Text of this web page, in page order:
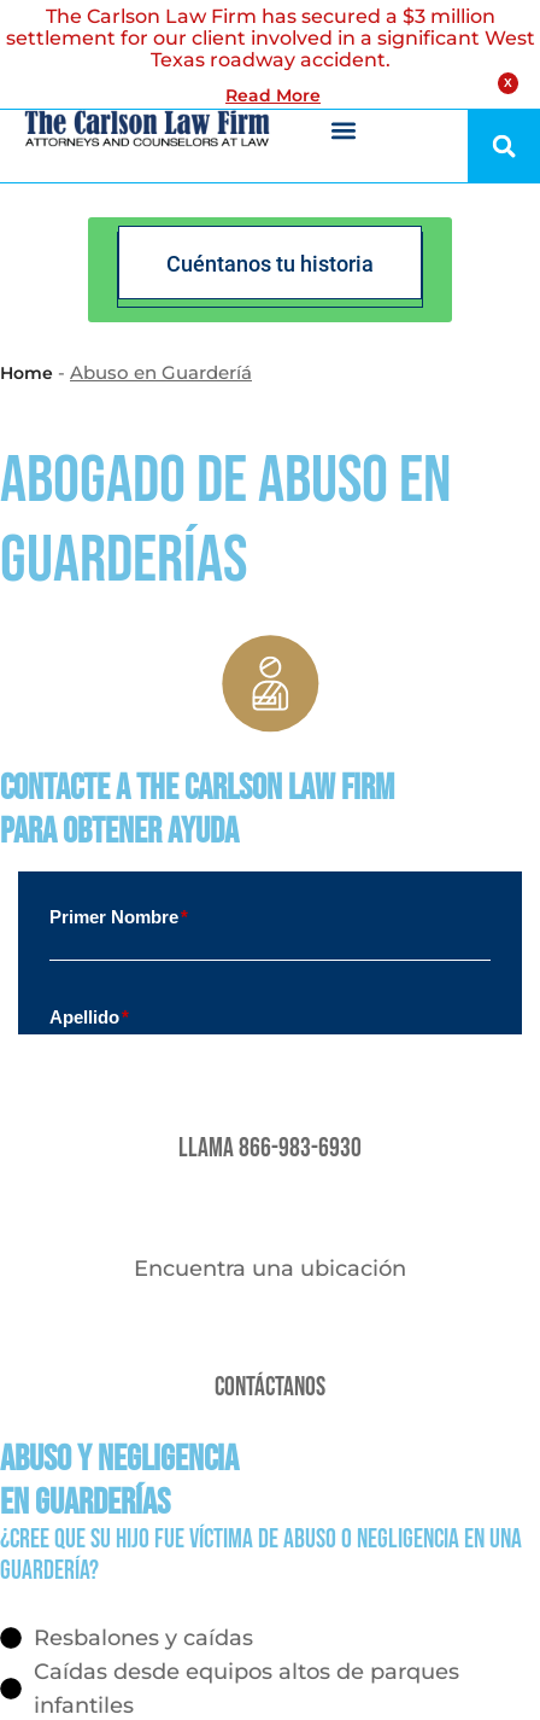
X
The Carlson Law Firm has secured a $3 million
settlement for our client involved in a significant West
Texas roadway accident.
Read More
Cuéntanos tu historia
Home - Abuso en Guarderíá
Abogado de Abuso en
Guarderías
Contacte a The Carlson Law Firm
para obtener ayuda
Llama 866-983-6930
Encuentra una ubicación
Contáctanos
Abuso y negligencia
en guarderías
¿Cree que su hijo fue víctima de abuso o negligencia en una
guardería?
Resbalones y caídas
Caídas desde equipos altos de parques
infantiles